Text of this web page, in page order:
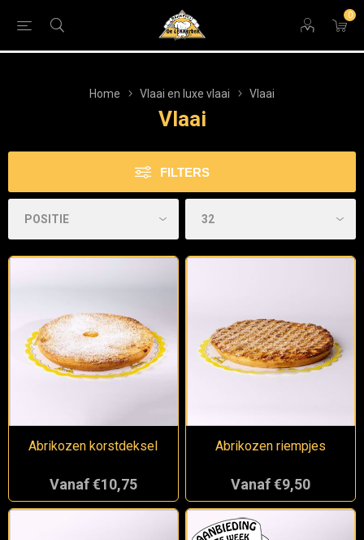
0
Home Vlaai en luxe vlaai Vlaai
Vlaai
FILTERS
Abrikozen korstdeksel
Vanaf €10,75
Abrikozen riempjes
Vanaf €9,50